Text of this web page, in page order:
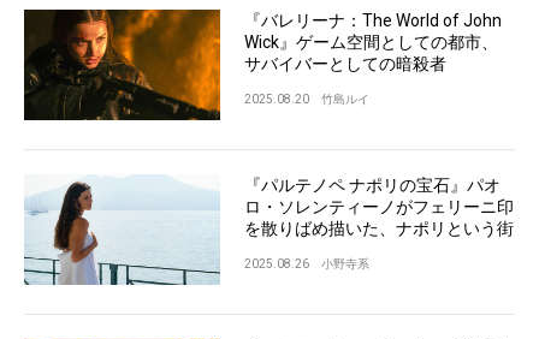
『バレリーナ：The World of John
Wick』ゲーム空間としての都市、
サバイバーとしての暗殺者
2025.08.20 竹島ルイ
『パルテノペ ナポリの宝石』パオ
ロ・ソレンティーノがフェリーニ印
を散りばめ描いた、ナポリという街
2025.08.26 小野寺系